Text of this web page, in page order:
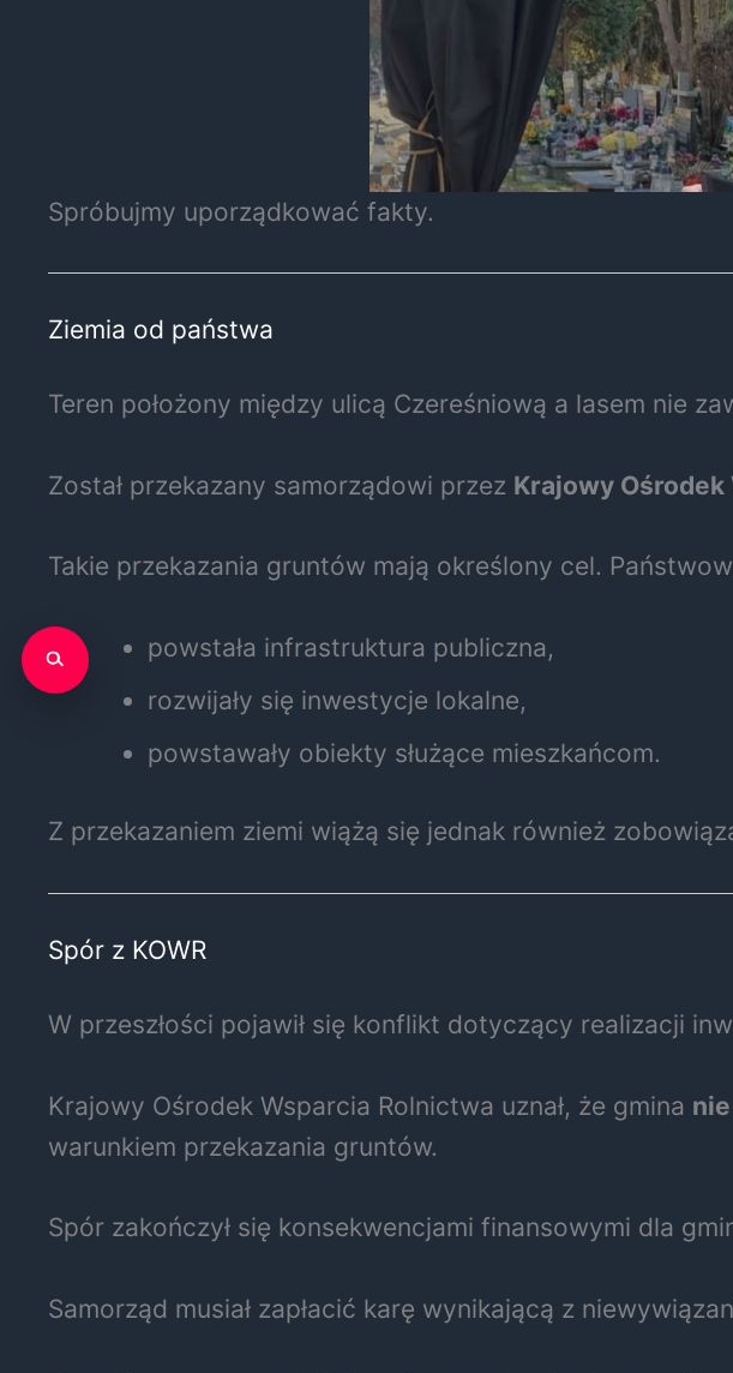
Spróbujmy uporządkować fakty.
Ziemia od państwa
Teren położony między ulicą Czereśniową a lasem nie
Został przekazany samorządowi przez Krajowy
Takie przekazania gruntów mają określony cel.
powstała infrastruktura publiczna,
rozwijały się inwestycje lokalne,
powstawały obiekty służące mieszkańcom.
Z przekazaniem ziemi wiążą się jednak również
Spór z KOWR
W przeszłości pojawił się konflikt dotyczący realizacji
Krajowy Ośrodek Wsparcia Rolnictwa uznał, że gmina
warunkiem przekazania gruntów.
Spór zakończył się konsekwencjami finansowymi dla
Samorząd musiał zapłacić karę wynikającą z